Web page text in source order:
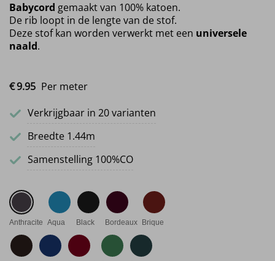
Babycord gemaakt van 100% katoen.
De rib loopt in de lengte van de stof.
Deze stof kan worden verwerkt met een universele
naald.
€9.95 Per meter
Verkrijgbaar in 20 varianten
Breedte 1.44m
Samenstelling 100%CO
Anthracite Aqua Black Bordeaux Brique